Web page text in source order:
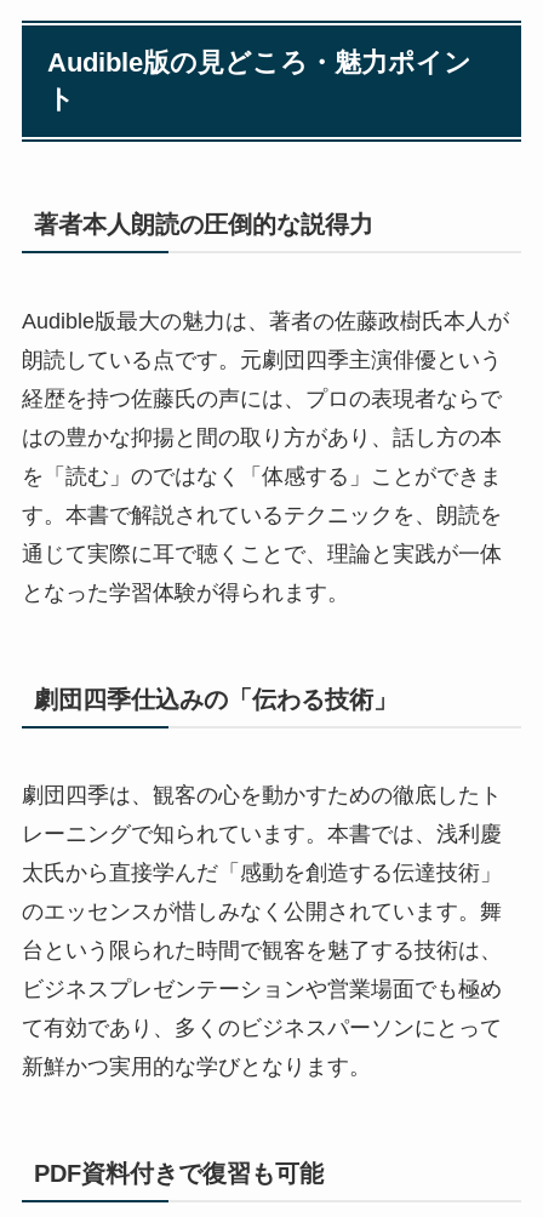
Audible版の見どころ・魅力ポイン
ト
著者本人朗読の圧倒的な説得力
Audible版最大の魅力は、著者の佐藤政樹氏本人が
朗読している点です。元劇団四季主演俳優という
経歴を持つ佐藤氏の声には、プロの表現者ならで
はの豊かな抑揚と間の取り方があり、話し方の本
を「読む」のではなく「体感する」ことができま
す。本書で解説されているテクニックを、朗読を
通じて実際に耳で聴くことで、理論と実践が一体
となった学習体験が得られます。
劇団四季仕込みの「伝わる技術」
劇団四季は、観客の心を動かすための徹底したト
レーニングで知られています。本書では、浅利慶
太氏から直接学んだ「感動を創造する伝達技術」
のエッセンスが惜しみなく公開されています。舞
台という限られた時間で観客を魅了する技術は、
ビジネスプレゼンテーションや営業場面でも極め
て有効であり、多くのビジネスパーソンにとって
新鮮かつ実用的な学びとなります。
PDF資料付きで復習も可能